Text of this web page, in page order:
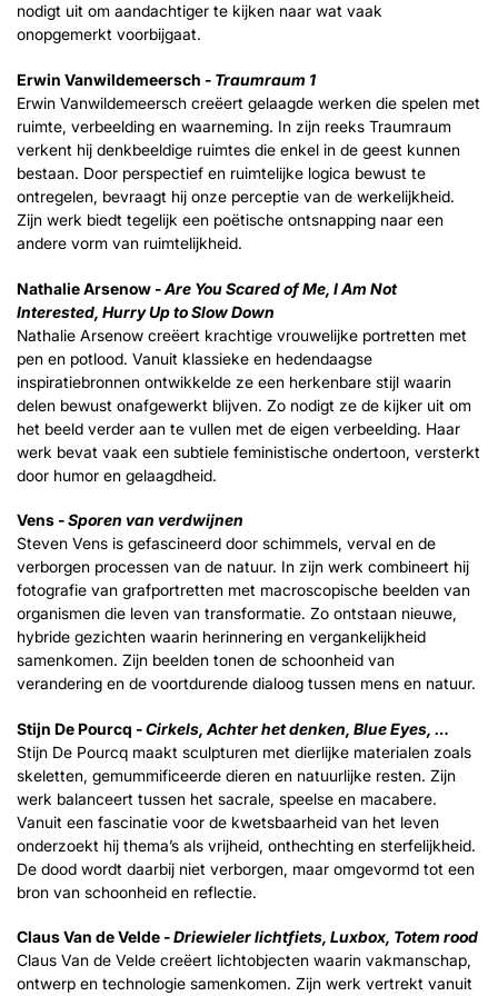
nodigt uit om aandachtiger te kijken naar wat vaak
onopgemerkt voorbijgaat.
Erwin Vanwildemeersch - Traumraum 1
Erwin Vanwildemeersch creëert gelaagde werken die spelen met
ruimte, verbeelding en waarneming. In zijn reeks Traumraum
verkent hij denkbeeldige ruimtes die enkel in de geest kunnen
bestaan. Door perspectief en ruimtelijke logica bewust te
ontregelen, bevraagt hij onze perceptie van de werkelijkheid.
Zijn werk biedt tegelijk een poëtische ontsnapping naar een
andere vorm van ruimtelijkheid.
Nathalie Arsenow -Are You Scared of Me, I Am Not
Interested, Hurry Up to Slow Down
Nathalie Arsenow creëert krachtige vrouwelijke portretten met
pen en potlood. Vanuit klassieke en hedendaagse
inspiratiebronnen ontwikkelde ze een herkenbare stijl waarin
delen bewust onafgewerkt blijven. Zo nodigt ze de kijker uit om
het beeld verder aan te vullen met de eigen verbeelding. Haar
werk bevat vaak een subtiele feministische ondertoon, versterkt
door humor en gelaagdheid.
Vens -Sporen van verdwijnen
Steven Vens is gefascineerd door schimmels, verval en de
verborgen processen van de natuur. In zijn werk combineert hij
fotografie van grafportretten met macroscopische beelden van
organismen die leven van transformatie. Zo ontstaan nieuwe,
hybride gezichten waarin herinnering en vergankelijkheid
samenkomen. Zijn beelden tonen de schoonheid van
verandering en de voortdurende dialoog tussen mens en natuur.
Stijn De Pourcq -Cirkels, Achter het denken, Blue Eyes, …
Stijn De Pourcq maakt sculpturen met dierlijke materialen zoals
skeletten, gemummificeerde dieren en natuurlijke resten. Zijn
werk balanceert tussen het sacrale, speelse en macabere.
Vanuit een fascinatie voor de kwetsbaarheid van het leven
onderzoekt hij thema’s als vrijheid, onthechting en sterfelijkheid.
De dood wordt daarbij niet verborgen, maar omgevormd tot een
bron van schoonheid en reflectie.
Claus Van de Velde -Driewieler lichtfiets, Luxbox, Totem rood
Claus Van de Velde creëert lichtobjecten waarin vakmanschap,
ontwerp en technologie samenkomen. Zijn werk vertrekt vanuit